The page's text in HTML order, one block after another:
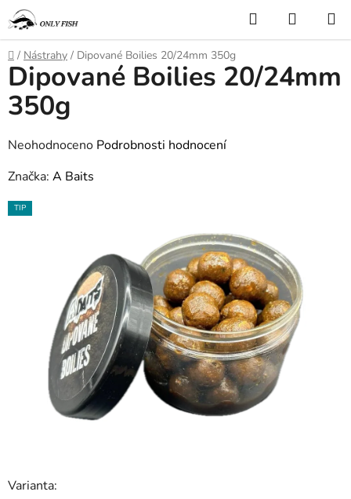
Přejít
na
obsah
Hledat
KOŠÍK
Domů
/ Nástrahy / Dipované Boilies 20/24mm 350g
Varianta:
Dipované Boilies 20/24mm
350g
Průměrné
hodnocení
produktu
hvězdiček.
Neohodnoceno Podrobnosti hodnocení
Značka: A Baits
TIP